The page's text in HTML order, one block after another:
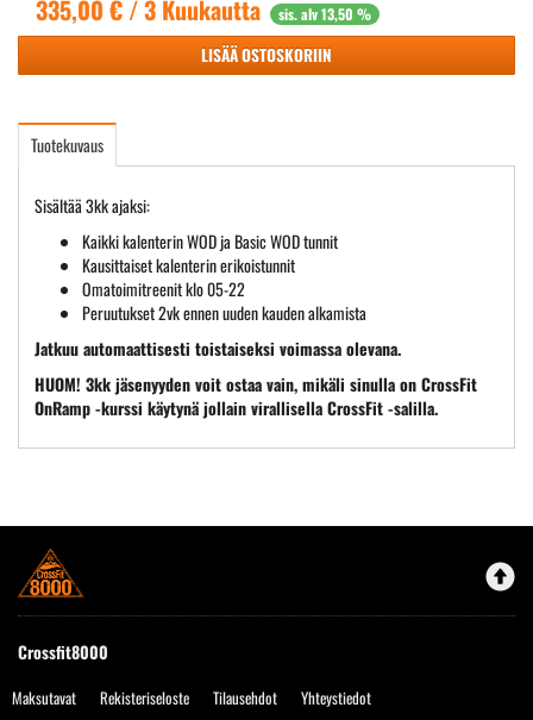
335,00 € / 3 Kuukautta sis. alv 13,50 %
LISÄÄ OSTOSKORIIN
Tuotekuvaus
Sisältää 3kk ajaksi:
Kaikki kalenterin WOD ja Basic WOD tunnit
Kausittaiset kalenterin erikoistunnit
Omatoimitreenit klo 05-22
Peruutukset 2vk ennen uuden kauden alkamista
Jatkuu automaattisesti toistaiseksi voimassa olevana.
HUOM! 3kk jäsenyyden voit ostaa vain, mikäli sinulla on CrossFit
OnRamp -kurssi käytynä jollain virallisella CrossFit -salilla.
Crossfit8000
Maksutavat Rekisteriseloste Tilausehdot Yhteystiedot